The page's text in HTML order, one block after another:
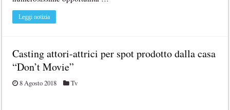
Leggi notizia
Casting attori-attrici per spot prodotto dalla casa
“Don’t Movie”
8 Agosto 2018 Tv